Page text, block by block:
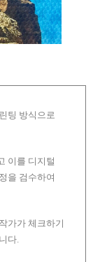
팅 방식으로
이를 디지털
을 검수하여
가가 체크하기
다.